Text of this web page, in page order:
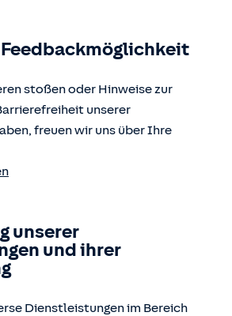
stoßen oder Hinweise zur
unserer
freuen wir uns über Ihre
unserer
und ihrer
Dienstleistungen im Bereich